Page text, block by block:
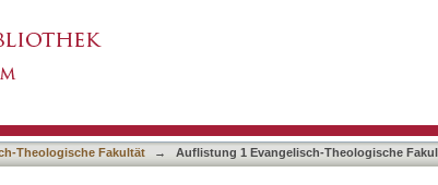
Theologische Fakultät → Auflistung 1 Evangelisch-Theologische